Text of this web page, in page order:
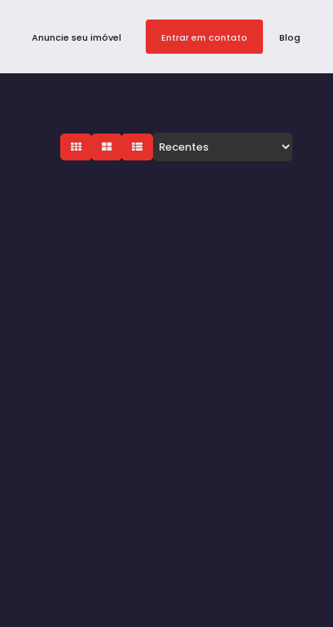
Blog
Entrar em contato
Anuncie seu imóvel